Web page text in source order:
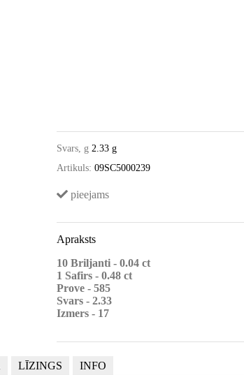
Svars, g 2.33 g
Artikuls: 09SC5000239
pieejams
Apraksts
10 Briljanti - 0.04 ct
1 Safirs - 0.48 ct
Prove - 585
Svars - 2.33
Izmers - 17
LĪZINGS INFO